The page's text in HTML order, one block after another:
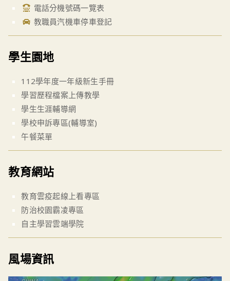
電話分機號碼一覽表
教職員汽機車停車登記
學生園地
112學年度一年級新生手冊
學習歷程檔案上傳教學
學生生涯輔導網
學校申訴專區(輔導室)
午餐菜單
教育網站
教育雲疫起線上看專區
防治校園霸凌專區
自主學習雲端學院
風場資訊